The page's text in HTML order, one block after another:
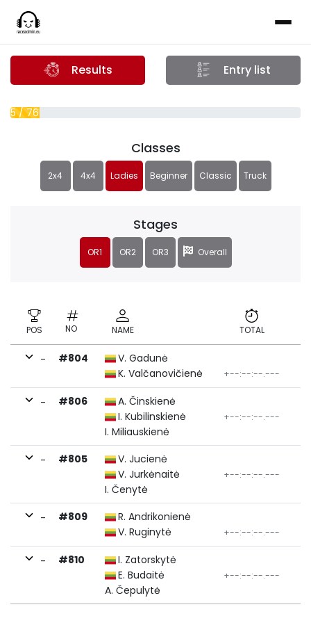
Results Entry list
5 / 76 (7%)
Classes
2x4 4x4 Ladies Beginner Classic Truck
Stages
OR1 OR2 OR3 Overall
POS NO NAME TOTAL
- #804
V. Gadunė
K. Valčanovičienė
+--:--:--.---
- #806
A. Činskienė
I. Kubilinskienė
I. Miliauskienė
+--:--:--.---
- #805
V. Jucienė
V. Jurkėnaitė
I. Čenytė
+--:--:--.---
- #809
R. Andrikonienė
V. Ruginytė
+--:--:--.---
- #810
I. Zatorskytė
E. Budaitė
A. Čepulytė
+--:--:--.---